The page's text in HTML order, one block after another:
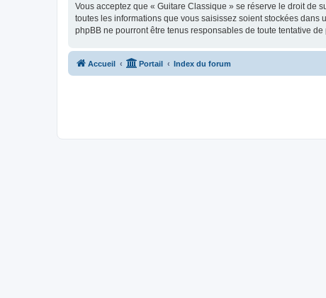
Vous acceptez que « Guitare Classique » se réserve le droit de
toutes les informations que vous saisissez soient stockées
phpBB ne pourront être tenus responsables de toute tentative
Accueil Portail Index du forum